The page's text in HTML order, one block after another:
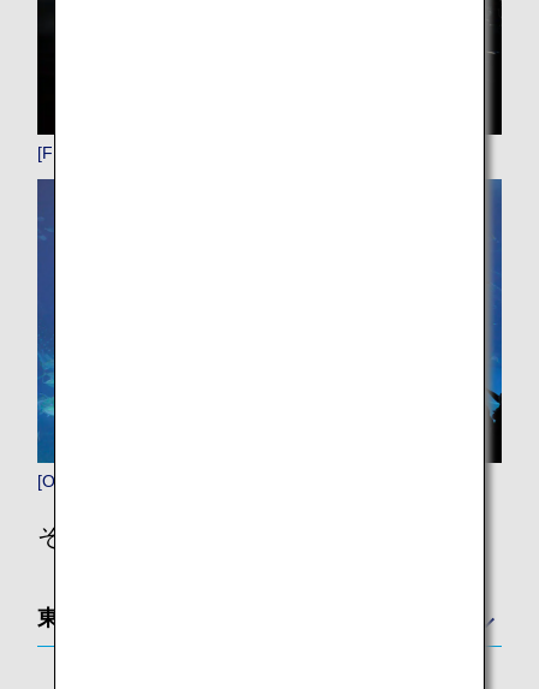
[FUK]福岡
[OKA]那覇
その他の場所
東アジア